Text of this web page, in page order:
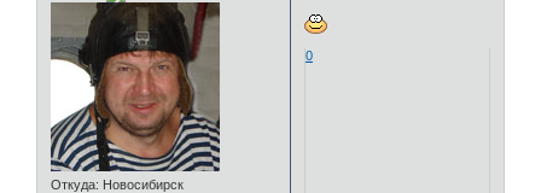
Откуда: Новосибирск
0